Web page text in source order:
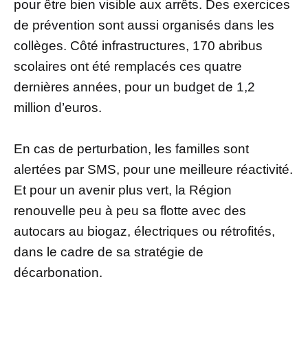
pour être bien visible aux arrêts. Des exercices
de prévention sont aussi organisés dans les
collèges. Côté infrastructures, 170 abribus
scolaires ont été remplacés ces quatre
dernières années, pour un budget de 1,2
million d’euros.
En cas de perturbation, les familles sont
alertées par SMS, pour une meilleure réactivité.
Et pour un avenir plus vert, la Région
renouvelle peu à peu sa flotte avec des
autocars au biogaz, électriques ou rétrofités,
dans le cadre de sa stratégie de
décarbonation.